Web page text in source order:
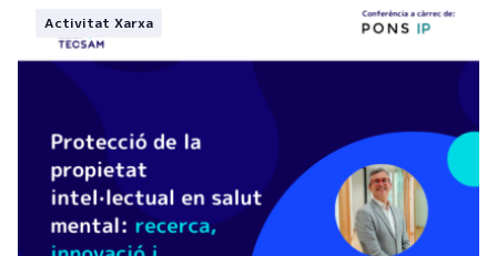
Activitat Xarxa